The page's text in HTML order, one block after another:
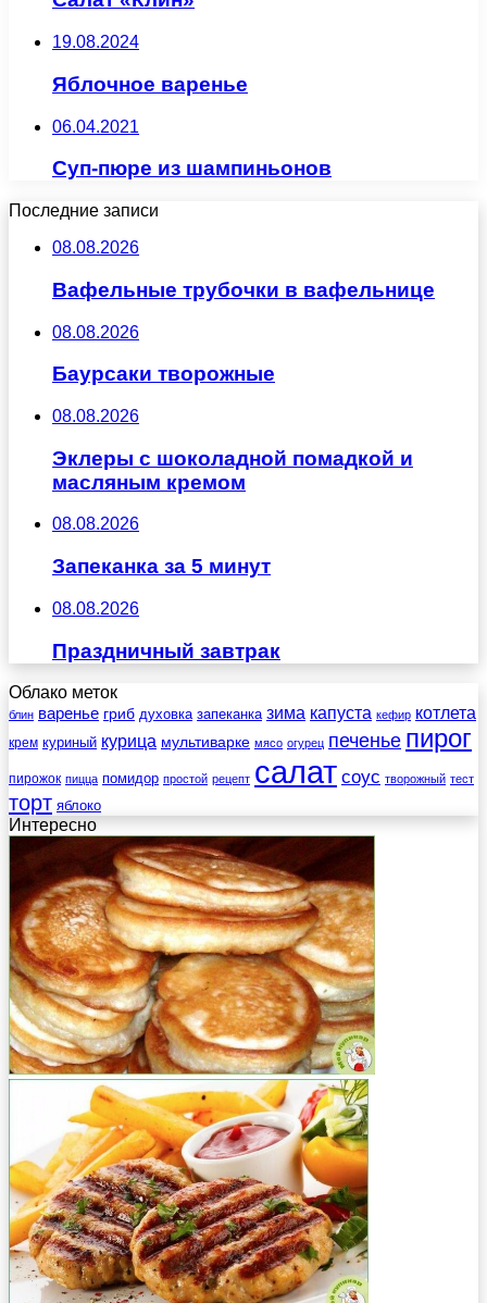
19.08.2024
Яблочное варенье
06.04.2021
Суп-пюре из шампиньонов
Последние записи
08.08.2026
Вафельные трубочки в вафельнице
08.08.2026
Баурсаки творожные
08.08.2026
Эклеры с шоколадной помадкой и
масляным кремом
08.08.2026
Запеканка за 5 минут
08.08.2026
Праздничный завтрак
Облако меток
блин варенье гриб духовка запеканка зима капуста кефир котлета
крем куриный курица мультиварке мясо огурец печенье пирог
пирожок пицца помидор простой рецепт салат соус творожный тест
торт яблоко
Интересно